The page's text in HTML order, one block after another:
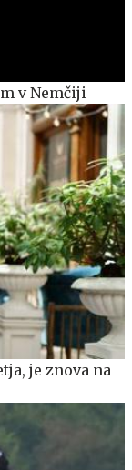
v Nemčiji
je znova na